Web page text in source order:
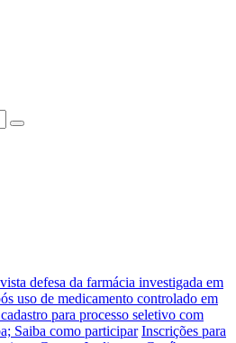
defesa da farmácia investigada em
uso de medicamento controlado em
para processo seletivo com
Saiba como participar Inscrições para